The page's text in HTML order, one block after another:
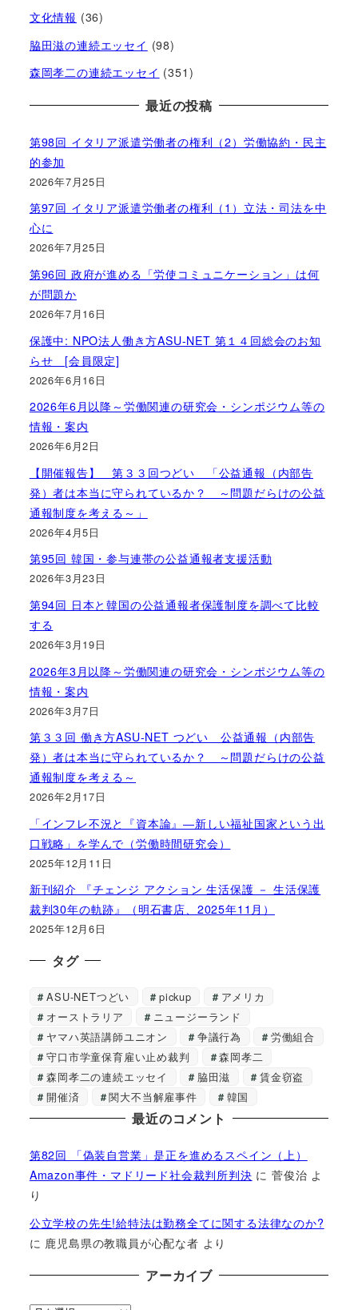
文化情報 (36)
脇田滋の連続エッセイ (98)
森岡孝二の連続エッセイ (351)
最近の投稿
第98回 イタリア派遣労働者の権利（2）労働協約・民主
的参加
2026年7月25日
第97回 イタリア派遣労働者の権利（1）立法・司法を中
心に
2026年7月25日
第96回 政府が進める「労使コミュニケーション」は何
が問題か
2026年7月16日
保護中: NPO法人働き方ASU-NET 第１４回総会のお知
らせ [会員限定]
2026年6月16日
2026年6月以降～労働関連の研究会・シンポジウム等の
情報・案内
2026年6月2日
【開催報告】 第３３回つどい 「公益通報（内部告
発）者は本当に守られているか？ ～問題だらけの公益
通報制度を考える～」
2026年4月5日
第95回 韓国・参与連帯の公益通報者支援活動
2026年3月23日
第94回 日本と韓国の公益通報者保護制度を調べて比較
する
2026年3月19日
2026年3月以降～労働関連の研究会・シンポジウム等の
情報・案内
2026年3月7日
第３３回 働き方ASU-NET つどい 公益通報（内部告
発）者は本当に守られているか？ ～問題だらけの公益
通報制度を考える～
2026年2月17日
「インフレ不況と『資本論』―新しい福祉国家という出
口戦略」を学んで（労働時間研究会）
2025年12月11日
新刊紹介 『チェンジ アクション 生活保護 － 生活保護
裁判30年の軌跡』（明石書店、2025年11月）
2025年12月6日
タグ
ASU-NETつどい pickup
アメリカ
オーストラリア
ニュージーランド
ヤマハ英語講師ユニオン
争議行為
労働組合
守口市学童保育雇い止め裁判
森岡孝二
森岡孝二の連続エッセイ
脇田滋
賃金窃盗
開催済
関大不当解雇事件 韓国
最近のコメント
第82回 「偽装自営業」是正を進めるスペイン（上）
Amazon事件・マドリード社会裁判所判決 に菅俊治 よ
り
公立学校の先生!給特法は勤務全てに関する法律なのか?
に 鹿児島県の教職員が心配な者 より
アーカイブ